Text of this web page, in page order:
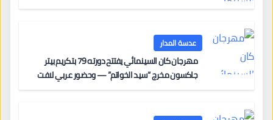
عدسة المدار
مهرجان كان السينمائي يفتتح دورته 79 بتكريم بيتر
جاكسون مخرج “سيد الخواتم” — وحضور عربي لافت